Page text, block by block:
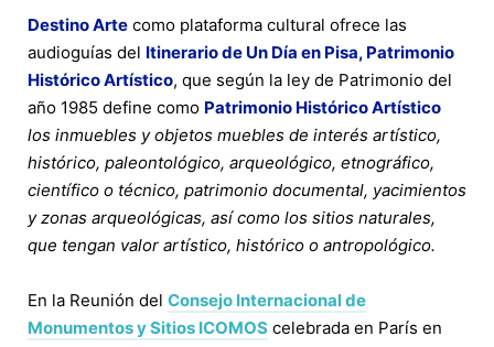
Destino Arte como plataforma cultural ofrece las
audioguías del Itinerario de Un Día en Pisa, Patrimonio
Histórico Artístico, que según la ley de Patrimonio del
año 1985 define como Patrimonio Histórico Artístico
los inmuebles y objetos muebles de interés artístico,
histórico, paleontológico, arqueológico, etnográfico,
científico o técnico, patrimonio documental, yacimientos
y zonas arqueológicas, así como los sitios naturales,
que tengan valor artístico, histórico o antropológico.
En la Reunión del Consejo Internacional de
Monumentos y Sitios ICOMOS celebrada en París en